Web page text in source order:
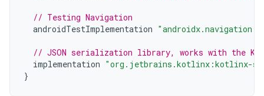
// Testing Navigation
androidTestImplementation
// JSON serialization library, works with the
implementation "org.jetbrains.kotlinx:kotlinx-
}